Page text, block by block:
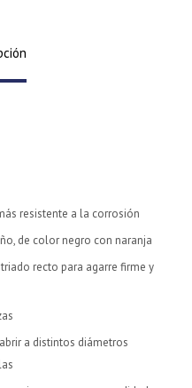
resistente a la corrosión
de color negro con naranja
recto para agarre firme y
a distintos diámetros
y Pagá
en 12
ágil de comprar!
crediticia.
comprar con Pago
y Pagá
en 12
ágil de comprar!
crediticia.
comprar con Pago